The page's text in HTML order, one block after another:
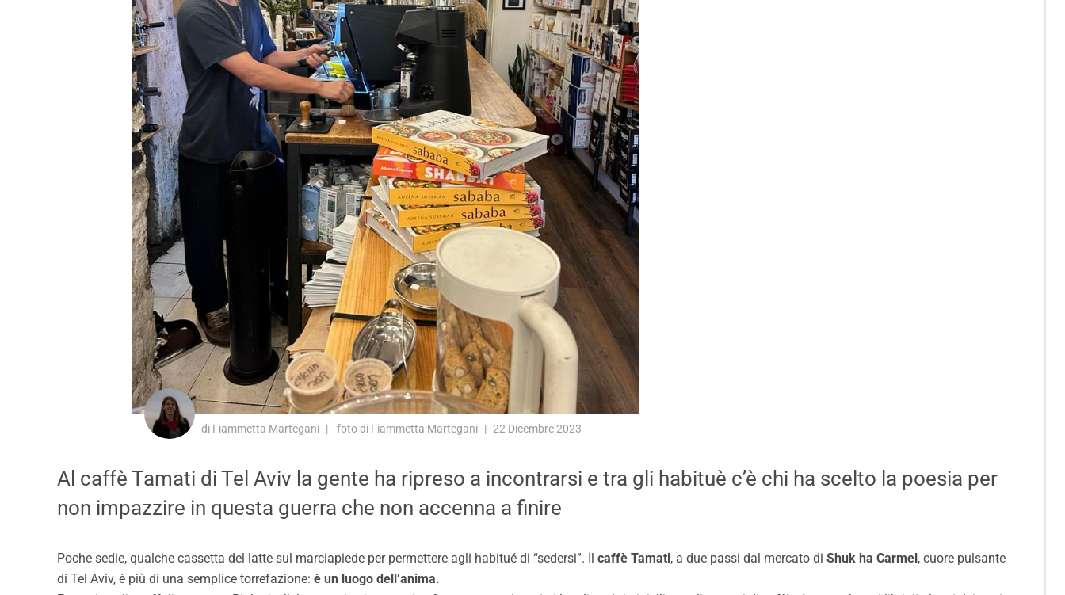
di Fiammetta Martegani foto di Fiammetta Martegani 22 Dicembre 2023
Al caffè Tamati di Tel Aviv la gente ha ripreso a incontrarsi e tra gli habituè c’è chi ha scelto la poesia per
non impazzire in questa guerra che non accenna a finire
Poche sedie, qualche cassetta del latte sul marciapiede per permettere agli habitué di “sedersi”. Il caffè Tamati, a due passi dal mercato di Shuk ha Carmel, cuore pulsante
di Tel Aviv, è più di una semplice torrefazione: è un luogo dell’anima.